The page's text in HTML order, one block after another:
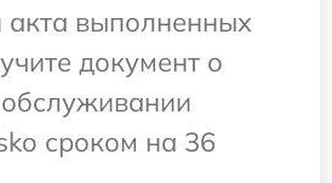
акта выполненных
документ о
сроком на 36